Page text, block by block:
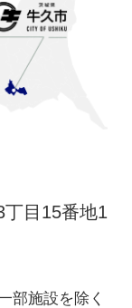
目15番地1
部施設を除く